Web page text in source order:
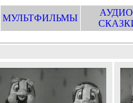
МУЛЬТФИЛЬМЫ